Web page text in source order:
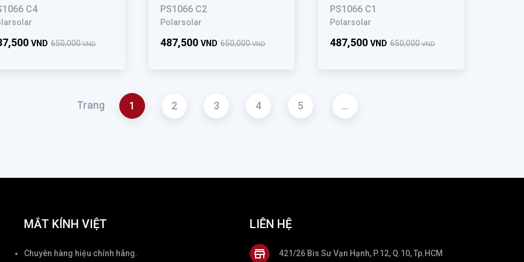
C4
650,000VND
VND
PS1066 C2
Polarsolar
650,000VND
487,500 VND
PS1066 C1
Polarsolar
650,000VND
487,500 VND
Trang 1 2 3 4 5 ...
MẮT KÍNH VIỆT
Chuyên hàng hiệu chính hãng.
LIÊN HỆ
421/26 Bis Sư Vạn Hạnh, P.12, Q.10, Tp.HCM